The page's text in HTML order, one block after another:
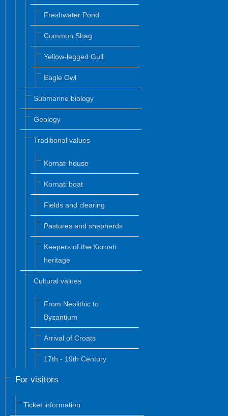
Freshwater Pond
Common Shag
Yellow-legged Gull
Eagle Owl
Submarine biology
Geology
Traditional values
Kornati house
Kornati boat
Fields and clearing
Pastures and shepherds
Keepers of the Kornati
heritage
Cultural values
From Neolithic to
Byzantium
Arrival of Croats
17th - 19th Century
For visitors
Ticket information